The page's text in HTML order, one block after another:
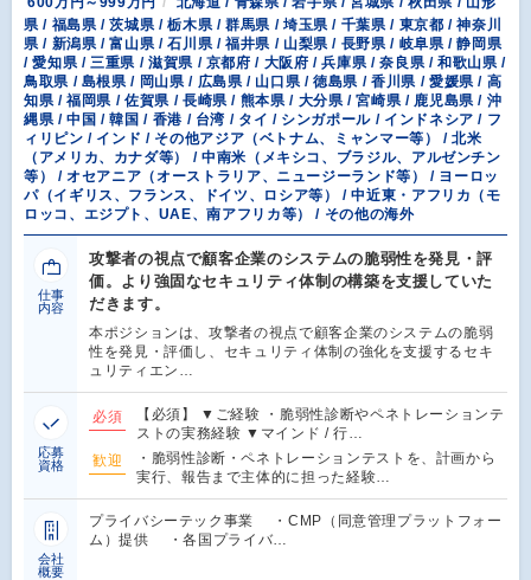
県 / 福島県 / 茨城県 / 栃木県 / 群馬県 / 埼玉県 / 千葉県 / 東京都 / 神奈川
県 / 新潟県 / 富山県 / 石川県 / 福井県 / 山梨県 / 長野県 / 岐阜県 / 静岡県
/ 愛知県 / 三重県 / 滋賀県 / 京都府 / 大阪府 / 兵庫県 / 奈良県 / 和歌山県 /
鳥取県 / 島根県 / 岡山県 / 広島県 / 山口県 / 徳島県 / 香川県 / 愛媛県 / 高
知県 / 福岡県 / 佐賀県 / 長崎県 / 熊本県 / 大分県 / 宮崎県 / 鹿児島県 / 沖
縄県 / 中国 / 韓国 / 香港 / 台湾 / タイ / シンガポール / インドネシア / フ
ィリピン / インド / その他アジア（ベトナム、ミャンマー等） / 北米
（アメリカ、カナダ等） / 中南米（メキシコ、ブラジル、アルゼンチン
等） / オセアニア（オーストラリア、ニュージーランド等） / ヨーロッ
パ（イギリス、フランス、ドイツ、ロシア等） / 中近東・アフリカ（モ
ロッコ、エジプト、UAE、南アフリカ等） / その他の海外
仕事
内容
攻撃者の視点で顧客企業のシステムの脆弱性を発見・評
価。より強固なセキュリティ体制の構築を支援していた
だきます。
本ポジションは、攻撃者の視点で顧客企業のシステムの脆弱
性を発見・評価し、セキュリティ体制の強化を支援するセキ
ュリティエン…
応募
資格
必須
【必須】 ▼ご経験 ・脆弱性診断やペネトレーションテ
ストの実務経験 ▼マインド / 行…
歓迎
・脆弱性診断・ペネトレーションテストを、計画から
実行、報告まで主体的に担った経験…
会社
概要
プライバシーテック事業 ・CMP（同意管理プラットフォー
ム）提供 ・各国プライバ…